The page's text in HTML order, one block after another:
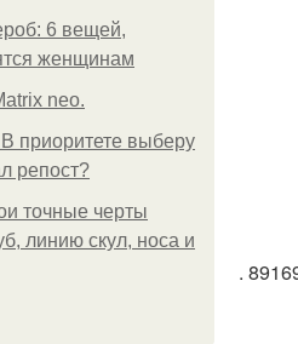
6 вещей,
женщинам
neo.
приоритете выберу
репост?
точные черты
линию скул, носа и
.